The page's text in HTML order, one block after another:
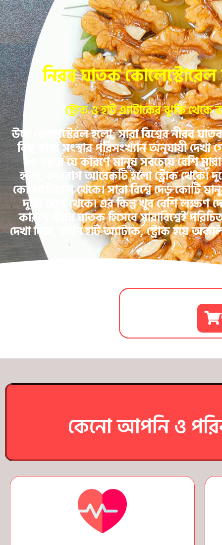
নিরব ঘাতক
স্ট্রোক ও হার্টএ্যাটাকের ঝুকি থেকে
উচ্চ কোলেস্টেরল হলো, সারা বিশ্বের নীরব
বিশ্ব স্বাস্থ্য সংস্থার পরিসংখ্যান অনুযায়ী দেখা
১০ বছরে যে কারণে মানুষ সবচেয়ে বেশি
হলো, হৃদরোগ আরেকটি হলো স্ট্রোক থেকে।
কোলেস্টোরেল থেকে। সারা বিশ্বে দেড় কোটি
দুটো রোগ থেকে। এর কিন্তু খুব বেশি লক্ষণ
কারণে নীরব ঘাতক হিসেবে সারাবিশ্বেই
দেখা দিবে, তখন হার্ট অ্যাটাক, স্ট্রোক হয়ে
কেনো আপনি ও